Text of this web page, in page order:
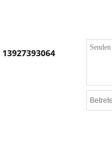
13927393064